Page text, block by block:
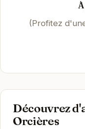
(Profitez
Découvrez
Orcières